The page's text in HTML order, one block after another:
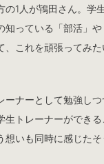
の1人が鴇田さん。学
知っている「部活」
、これを頑張ってみ
ーナーとして勉強し
生トレーナーができ
いも同時に感じたそ